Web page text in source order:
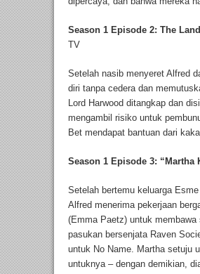
Season 1 Episode 2: The
TV
Setelah nasib menyeret Alfred
diri tanpa cedera dan
Lord Harwood ditangkap dan
mengambil risiko untuk
Bet mendapat bantuan dari
Season 1 Episode 3: “Martha
Setelah bertemu keluarga
Alfred menerima pekerjaan
(Emma Paetz) untuk
pasukan bersenjata Raven
untuk No Name. Martha setuju
untuknya – dengan demikian,